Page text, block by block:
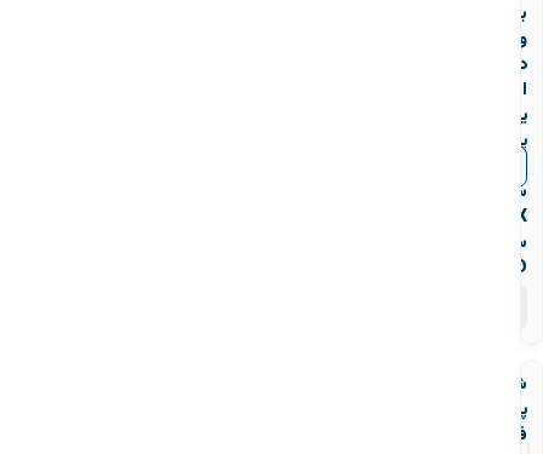
بال
ولو
دنده
ای
یو
پی
سی
CEPEX
سری
STD
شیر
پیسوار
فیلتردار